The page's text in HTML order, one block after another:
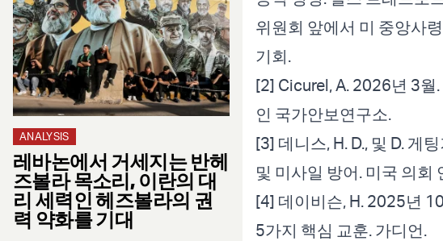
ANALYSIS
레바논에서 거세지는 반헤
즈볼라 목소리, 이란의 대
리 세력인 헤즈볼라의 권
력 약화를 기대
위원회 앞에서 미 중앙사
기회.
[2] Cicurel, A. 2026년 3월
인 국가안보연구소.
[3] 데니스, H. D., 및 D. 게
및 미사일 방어. 미국 의회
[4] 데이비슨, H. 2025년
5가지 핵심 교훈. 가디언.